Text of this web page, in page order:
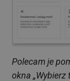
Polecam je
okna